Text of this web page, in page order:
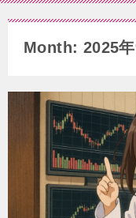
Month: 2025年